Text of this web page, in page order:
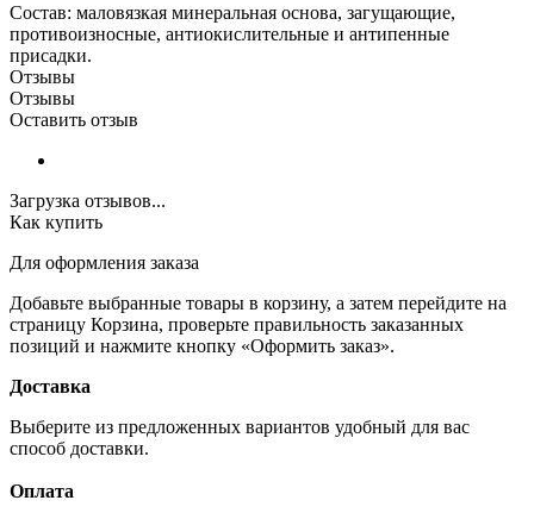
Состав: маловязкая минеральная основа, загущающие,
противоизносные, антиокислительные и антипенные
присадки.
Отзывы
Отзывы
Оставить отзыв
Загрузка отзывов...
Как купить
Для оформления заказа
Добавьте выбранные товары в корзину, а затем перейдите на
страницу Корзина, проверьте правильность заказанных
позиций и нажмите кнопку «Оформить заказ».
Доставка
Выберите из предложенных вариантов удобный для вас
способ доставки.
Оплата